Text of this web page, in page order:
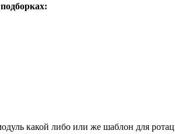
какой либо или же шаблон для